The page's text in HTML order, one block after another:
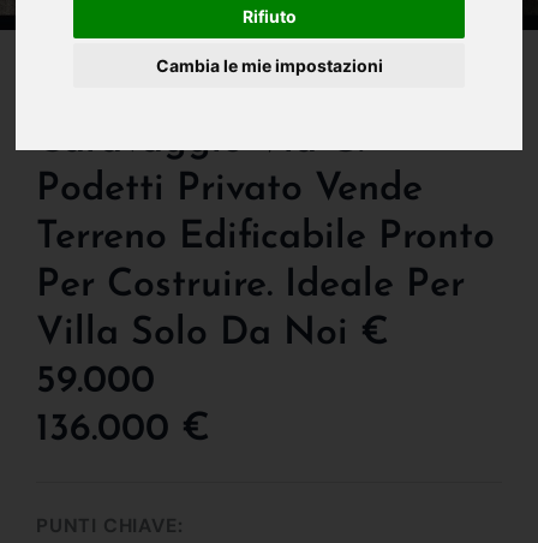
Rifiuto
Cambia le mie impostazioni
Caravaggio Via G.
Podetti Privato Vende
Terreno Edificabile Pronto
Per Costruire. Ideale Per
Villa Solo Da Noi €
59.000
136.000 €
PUNTI CHIAVE: